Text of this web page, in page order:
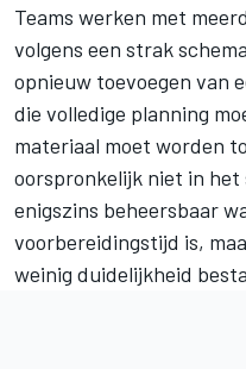
Teams werken met
volgens een strak
opnieuw toevoegen van
die volledige planning
materiaal moet worden
oorspronkelijk niet in het
enigszins beheersbaar
voorbereidingstijd is,
weinig duidelijkheid